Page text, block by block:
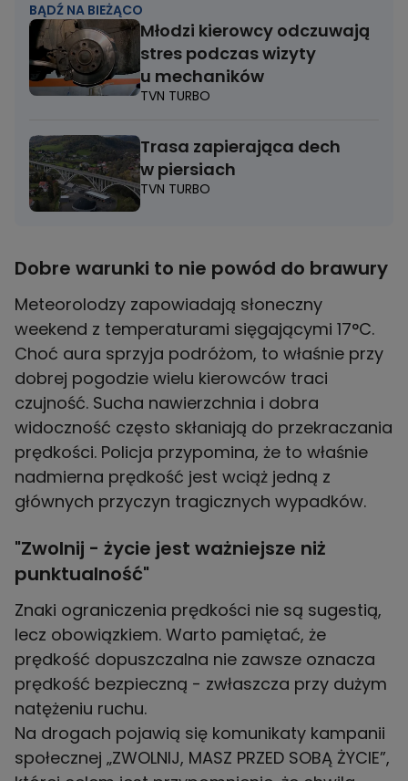
BĄDŹ NA BIEŻĄCO
Młodzi kierowcy odczuwają
stres podczas wizyty
u mechaników
TVN TURBO
Trasa zapierająca dech
w piersiach
TVN TURBO
Dobre warunki to nie powód do brawury
Meteorolodzy zapowiadają słoneczny
weekend z temperaturami sięgającymi 17°C.
Choć aura sprzyja podróżom, to właśnie przy
dobrej pogodzie wielu kierowców traci
czujność. Sucha nawierzchnia i dobra
widoczność często skłaniają do przekraczania
prędkości. Policja przypomina, że to właśnie
nadmierna prędkość jest wciąż jedną z
głównych przyczyn tragicznych wypadków.
"Zwolnij - życie jest ważniejsze niż
punktualność"
Znaki ograniczenia prędkości nie są sugestią,
lecz obowiązkiem. Warto pamiętać, że
prędkość dopuszczalna nie zawsze oznacza
prędkość bezpieczną - zwłaszcza przy dużym
natężeniu ruchu.
Na drogach pojawią się komunikaty kampanii
społecznej „ZWOLNIJ, MASZ PRZED SOBĄ ŻYCIE”,